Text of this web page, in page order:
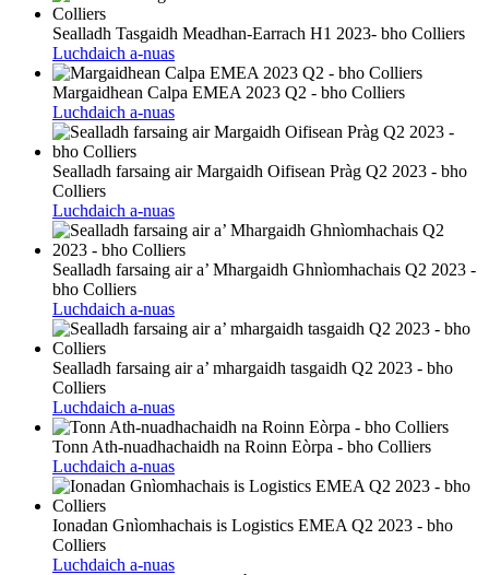
Sealladh Tasgaidh Meadhan-Earrach H1 2023- bho Colliers
Luchdaich a-nuas
Margaidhean Calpa EMEA 2023 Q2 - bho Colliers
Luchdaich a-nuas
Sealladh farsaing air Margaidh Oifisean Pràg Q2 2023 - bho
Colliers
Luchdaich a-nuas
Sealladh farsaing air a’ Mhargaidh Ghnìomhachais Q2 2023 -
bho Colliers
Luchdaich a-nuas
Sealladh farsaing air a’ mhargaidh tasgaidh Q2 2023 - bho
Colliers
Luchdaich a-nuas
Tonn Ath-nuadhachaidh na Roinn Eòrpa - bho Colliers
Luchdaich a-nuas
Ionadan Gnìomhachais is Logistics EMEA Q2 2023 - bho
Colliers
Luchdaich a-nuas